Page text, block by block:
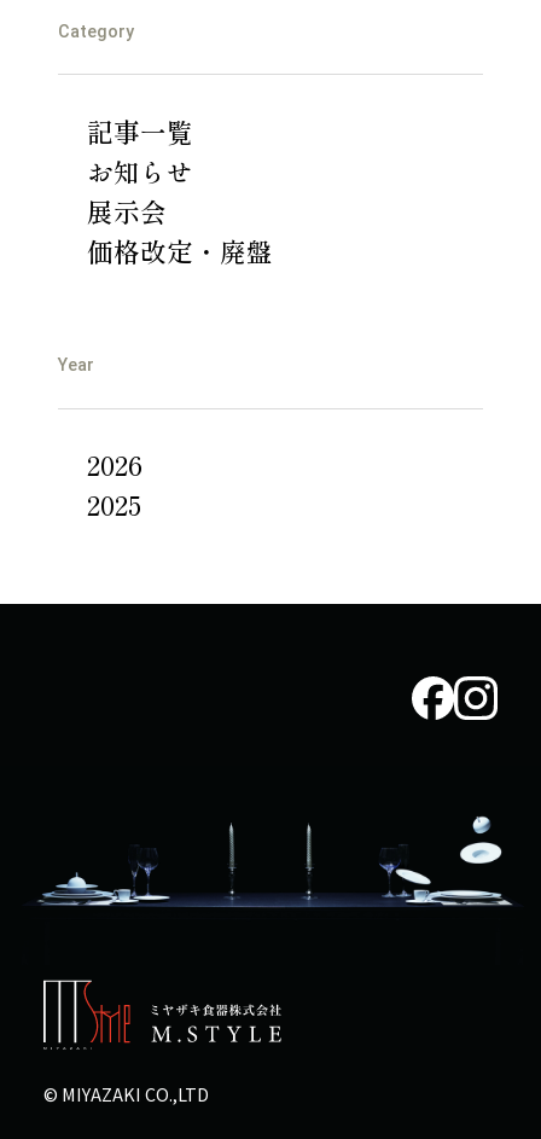
Category
記事一覧
お知らせ
展示会
価格改定・廃盤
Year
2026
2025
© MIYAZAKI CO.,LTD